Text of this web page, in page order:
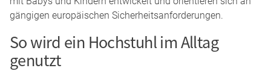
Hochstühle sind für den Alltag mit Kindern konzipiert und
je nach Modell für unterschiedliche Gewichtsbereiche
ausgelegt. Während einfache Modelle eher für kleinere
Kinder gedacht sind, tragen mitwachsende
Treppenhochstühle oft deutlich mehr Gewicht – teilweise